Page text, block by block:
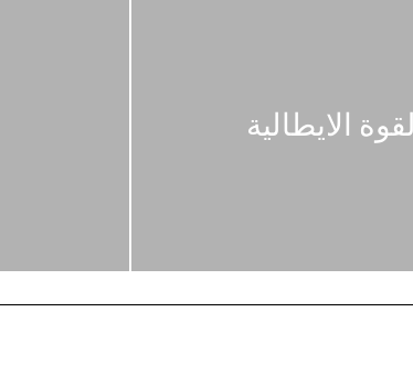
الايطالية